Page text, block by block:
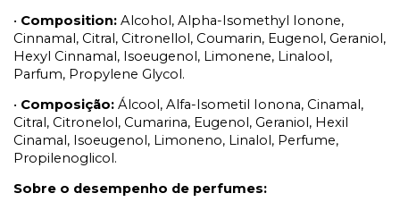
• Composition: Alcohol, Alpha-Isomethyl Ionone,
Cinnamal, Citral, Citronellol, Coumarin, Eugenol, Geraniol,
Hexyl Cinnamal, Isoeugenol, Limonene, Linalool,
Parfum, Propylene Glycol.
• Composição: Álcool, Alfa-Isometil Ionona, Cinamal,
Citral, Citronelol, Cumarina, Eugenol, Geraniol, Hexil
Cinamal, Isoeugenol, Limoneno, Linalol, Perfume,
Propilenoglicol.
Sobre o desempenho de perfumes: